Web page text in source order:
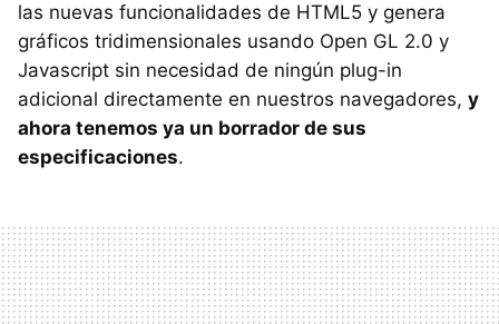
las nuevas funcionalidades de HTML5 y genera
gráficos tridimensionales usando Open GL 2.0 y
Javascript sin necesidad de ningún plug-in
adicional directamente en nuestros navegadores, y
ahora tenemos ya un borrador de sus
especificaciones.